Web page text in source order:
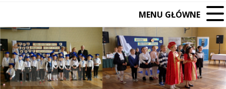
MENU GŁÓWNE
Poprzedni Element
Następny Element
❚❚